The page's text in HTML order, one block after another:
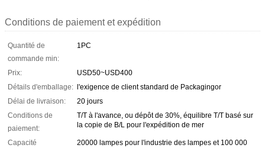
Conditions de paiement et expédition
Quantité de
commande min:
1PC
Prix:
USD50~USD400
Détails d'emballage: l'exigence de client standard de Packagingor
Délai de livraison:
20 jours
Conditions de
paiement:
T/T à l'avance, ou dépôt de 30%, équilibre T/T basé sur
la copie de B/L pour l'expédition de mer
Capacité
20000 lampes pour l'industrie des lampes et 100 000